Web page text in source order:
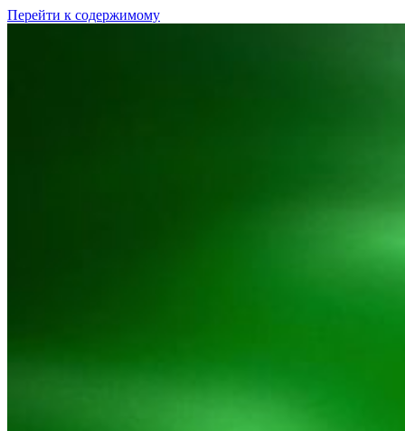
Перейти к содержимому